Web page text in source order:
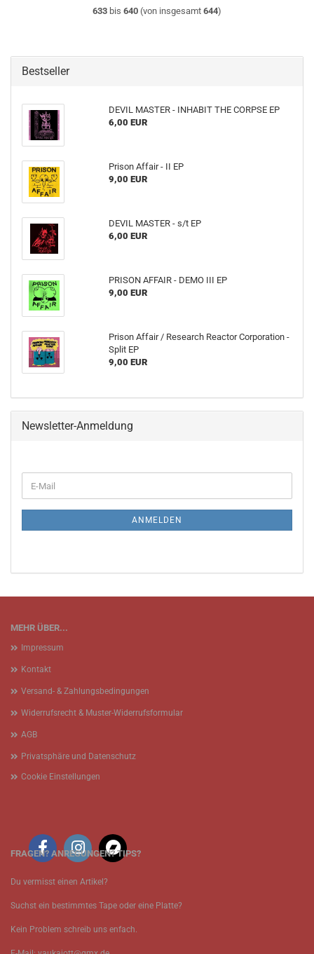
633 bis 640 (von insgesamt 644)
Bestseller
DEVIL MASTER - INHABIT THE CORPSE EP
6,00 EUR
Prison Affair - II EP
9,00 EUR
DEVIL MASTER - s​/​t EP
6,00 EUR
PRISON AFFAIR - DEMO III EP
9,00 EUR
Prison Affair / Research Reactor Corporation -
Split EP
9,00 EUR
Newsletter-Anmeldung
ZUR
E-
Mail
ANMELDEN
MEHR ÜBER...
Impressum
Kontakt
Versand- & Zahlungsbedingungen
Widerrufsrecht & Muster-Widerrufsformular
AGB
Privatsphäre und Datenschutz
Cookie Einstellungen
FRAGEN? ANREGUNGEN? TIPS?
Du vermisst einen Artikel?
Suchst ein bestimmtes Tape oder eine Platte?
Kein Problem schreib uns enfach.